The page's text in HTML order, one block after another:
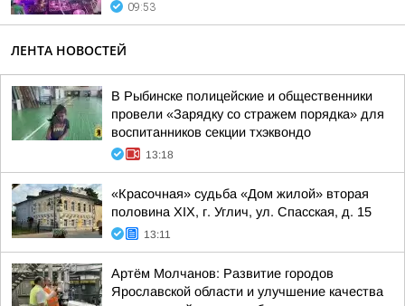
09:53
ЛЕНТА НОВОСТЕЙ
В Рыбинске полицейские и общественники
провели «Зарядку со стражем порядка» для
воспитанников секции тхэквондо
13:18
«Красочная» судьба «Дом жилой» вторая
половина XIX, г. Углич, ул. Спасская, д. 15
13:11
Артём Молчанов: Развитие городов
Ярославской области и улучшение качества